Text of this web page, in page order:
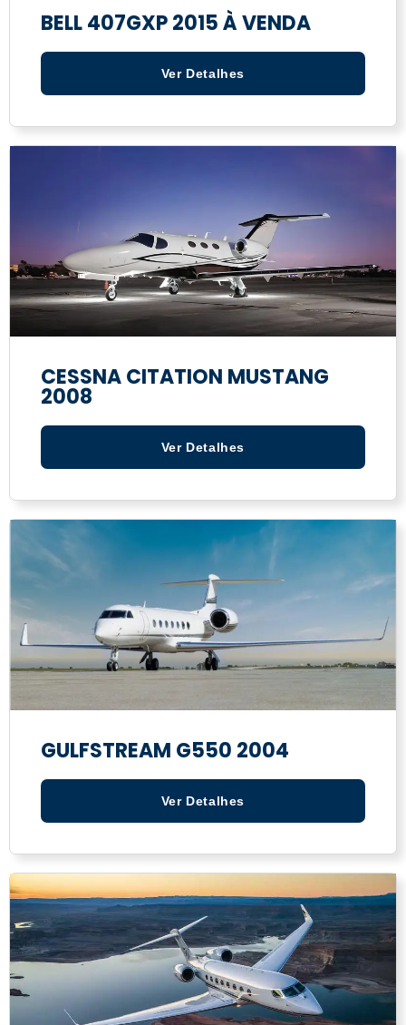
BELL 407GXP 2015 À VENDA
Ver Detalhes
CESSNA CITATION MUSTANG
2008
Ver Detalhes
GULFSTREAM G550 2004
Ver Detalhes